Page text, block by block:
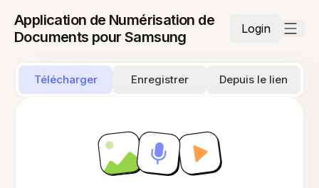
Application de Numérisation de
Documents pour Samsung
Login
Télécharger Enregistrer Depuis le lien